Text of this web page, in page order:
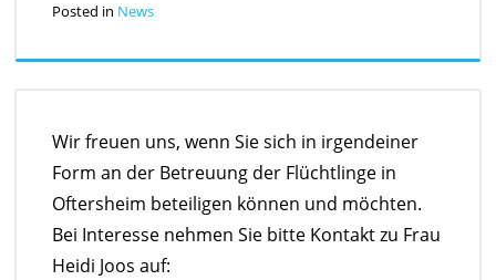
Posted in News
Wir freuen uns, wenn Sie sich in irgendeiner
Form an der Betreuung der Flüchtlinge in
Oftersheim beteiligen können und möchten.
Bei Interesse nehmen Sie bitte Kontakt zu Frau
Heidi Joos auf: